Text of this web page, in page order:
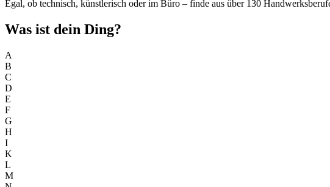
Egal, ob technisch, künstlerisch oder im Büro – finde aus über 130
Was ist dein Ding?
A
B
C
D
E
F
G
H
I
K
L
M